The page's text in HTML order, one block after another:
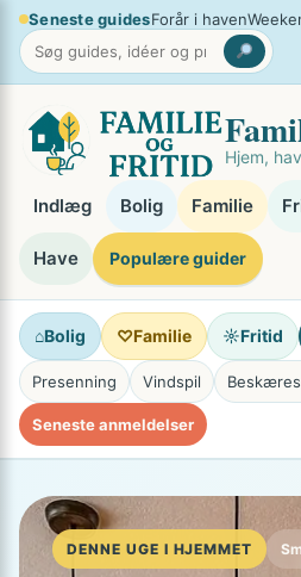
Spring
indhold
Seneste guidesForår i haven
Hjem,
Indlæg Bolig Familie
Have Populære guider
⌂Bolig ♡Familie ☼Fritid
Presenning Vindspil
Seneste anmeldelser
DENNE UGE I HJEMMET